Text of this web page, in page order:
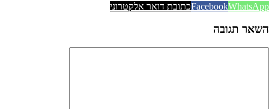
FacebookWhatsApp כתובת דואר אלקטרוני
השאר תגובה